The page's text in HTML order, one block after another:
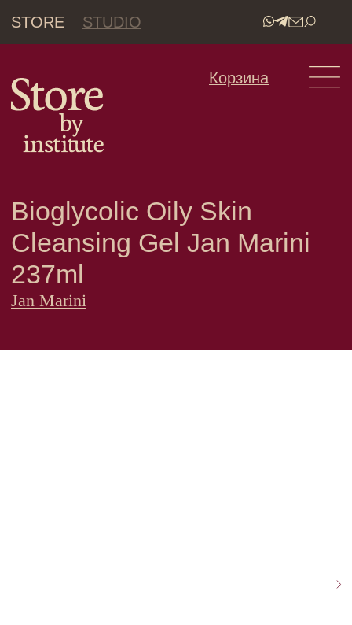
STORE STUDIO
•
Bioglycolic Oily Skin
237ml
Jan Marini